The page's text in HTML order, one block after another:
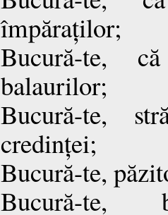
împăraților;
Bucură-te,
balaurilor;
Bucură-te,
credinței;
Bucură-te,
Bucură-te,